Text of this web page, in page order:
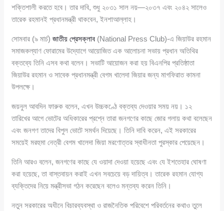
শক্তিশালী করতে হবে। তার দাবি, শুধু ২০৩১ সাল নয়—২০৩৭ এবং ২০৪২ সালেও
তারেক রহমানই প্রধানমন্ত্রী থাকবেন, ইনশাআল্লাহ।
সোমবার (৯ মার্চ)জাতীয় প্রেসক্লাব (National Press Club)-এ জিয়াউর রহমান
সমাজকল্যাণ ফোরামের উদ্যোগে আয়োজিত এক আলোচনা সভায় প্রধান অতিথির
বক্তব্যে তিনি এসব কথা বলেন। সভাটি আয়োজন করা হয় বিএনপির প্রতিষ্ঠাতা
জিয়াউর রহমান ও সাবেক প্রধানমন্ত্রী বেগম খালেদা জিয়ার জন্য মাগফিরাত কামনা
উপলক্ষে।
জয়নুল আবদিন ফারুক বলেন, এখন উচ্চকণ্ঠে বক্তব্য দেওয়ার সময় নয়। ১২
তারিখের আগে ভোটের অধিকারের প্রশ্নে তারা জনগণের কাছে জোর গলায় কথা বলেছেন
এবং জনগণ তাদের বিপুল ভোটে সমর্থন দিয়েছে। তিনি দাবি করেন, এই সরকারের
সময়েই মরহুমা নেত্রী বেগম খালেদা জিয়া মরণোত্তর স্বাধীনতা পুরস্কার পেয়েছেন।
তিনি আরও বলেন, জনগণের কাছে যে ওয়াদা দেওয়া হয়েছে এবং যে ইশতেহার ঘোষণা
করা হয়েছে, তা বাস্তবায়ন করাই এখন সবচেয়ে বড় দায়িত্ব। তারেক রহমান যোগ্য
ব্যক্তিদের নিয়ে মন্ত্রীসভা গঠন করেছেন বলেও মন্তব্য করেন তিনি।
নতুন সরকারের অধীনে বিচারব্যবস্থা ও রাজনৈতিক পরিবেশে পরিবর্তনের কথাও তুলে